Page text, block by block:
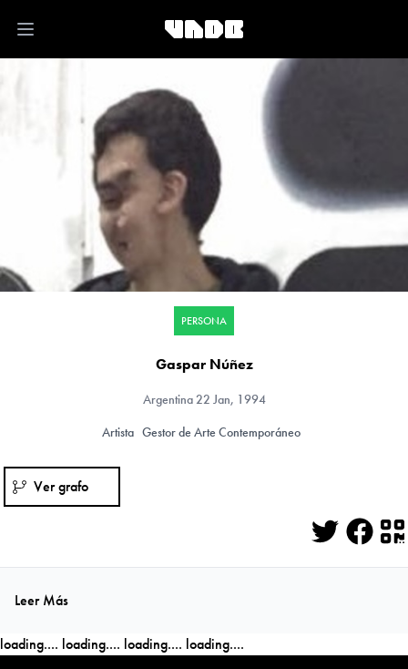
Open main menu
PERSONA
Gaspar Núñez
Argentina22 Jan, 1994
Artista Gestor de Arte Contemporáneo
Ver grafo
Twitter
Leer Más
loading.... loading.... loading.... loading....